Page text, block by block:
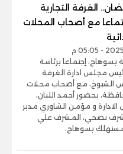
الغرفة التجارية
مع أصحاب المحلات
بسوهاج، إجتماعا برئاسة
رئيس مجلس ادارة الغرفة
الشيوخ، مع أصحاب محلات
بحضور أحمد اللبان،
و مؤمن الشاوري مدير
أشرف نصحي، المشرف علي
بسوهاج،